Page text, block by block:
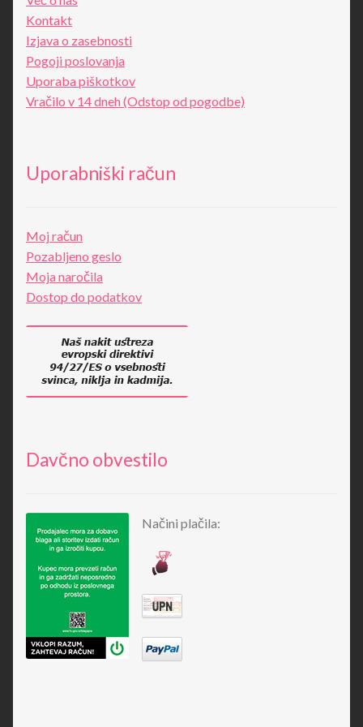
Kontakt
Izjava o zasebnosti
Pogoji poslovanja
Uporaba piškotkov
Vračilo v 14 dneh (Odstop od pogodbe)
Uporabniški račun
Moj račun
Pozabljeno geslo
Moja naročila
Dostop do podatkov
Davčno obvestilo
Načini plačila: